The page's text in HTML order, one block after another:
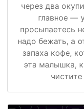
через два
главное —
просыпаетесь
надо бежать, а
запаха кофе,
эта малышка,